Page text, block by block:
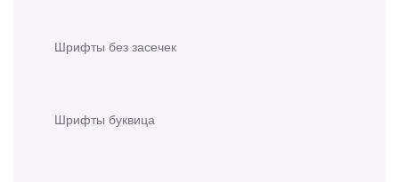
Шрифты без засечек
Шрифты буквица